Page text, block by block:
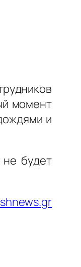
момент
и
будет